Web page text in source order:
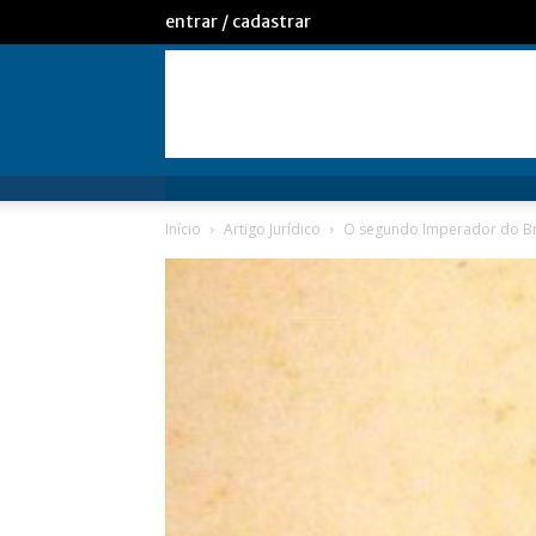
entrar / cadastrar
Início Artigo Jurídico O segundo Imperador do